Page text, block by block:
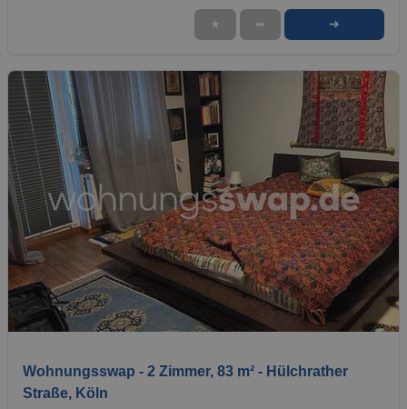
★ ➦ ➜
1 / 15
Wohnungsswap - 2 Zimmer, 83 m² - Hülchrather
Straße, Köln